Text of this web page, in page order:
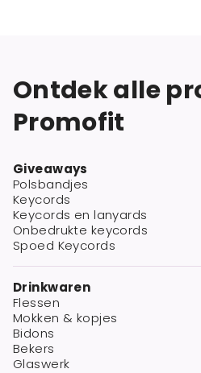
Ontdek alle
Promofit
Giveaways
Polsbandjes
Keycords
Keycords en lanyards
Onbedrukte keycords
Spoed Keycords
Drinkwaren
Flessen
Mokken & kopjes
Bidons
Bekers
Glaswerk